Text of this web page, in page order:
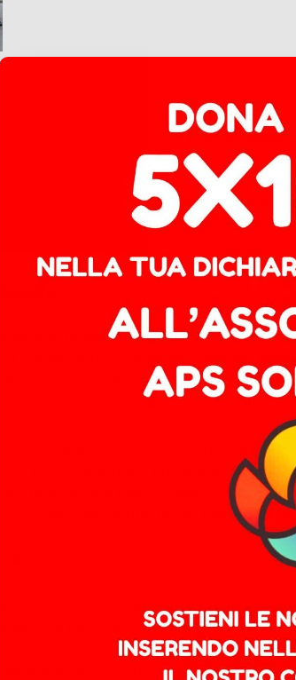
del voto in Toscana che Dmitrij
di raccontare quella che
poche ore dalla proclamazione
certi.
la Regione Toscana vanti una
del bipolarismo imposto dall’alto,
ma che ritengono che votare
di astensione.
importantissimo: nonostante
la candidatura a presidente. Il
non serve a niente. Questa legge
5 Stelle, che hanno preso meno voti
assistito a una forte presenza
di persone hanno risposto
abbia fatto di tutto per favorire la